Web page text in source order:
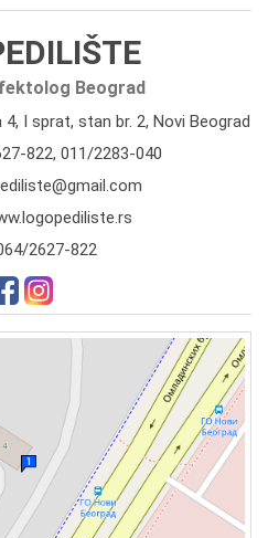
Beograd
4, I sprat, stan br. 2, Novi Beograd
822, 011/2283-040
2627-822